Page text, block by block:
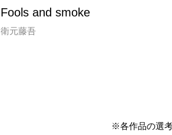
Fools and smoke
衛元藤吾
※各作品の選